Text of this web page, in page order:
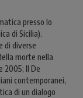
presso lo
di Sicilia).
di diverse
morte nella
2005; Il De
contemporanei,
di un dialogo